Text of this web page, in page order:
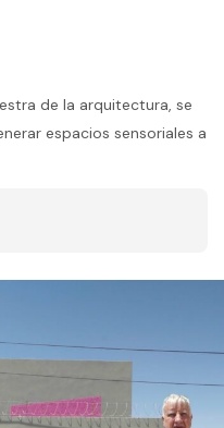
de la arquitectura, se
espacios sensoriales a